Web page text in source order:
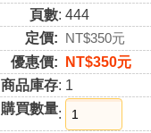
頁數: 444
定價: NT$350元
優惠價:
NT$350元
商品庫存: 1
購買數量: